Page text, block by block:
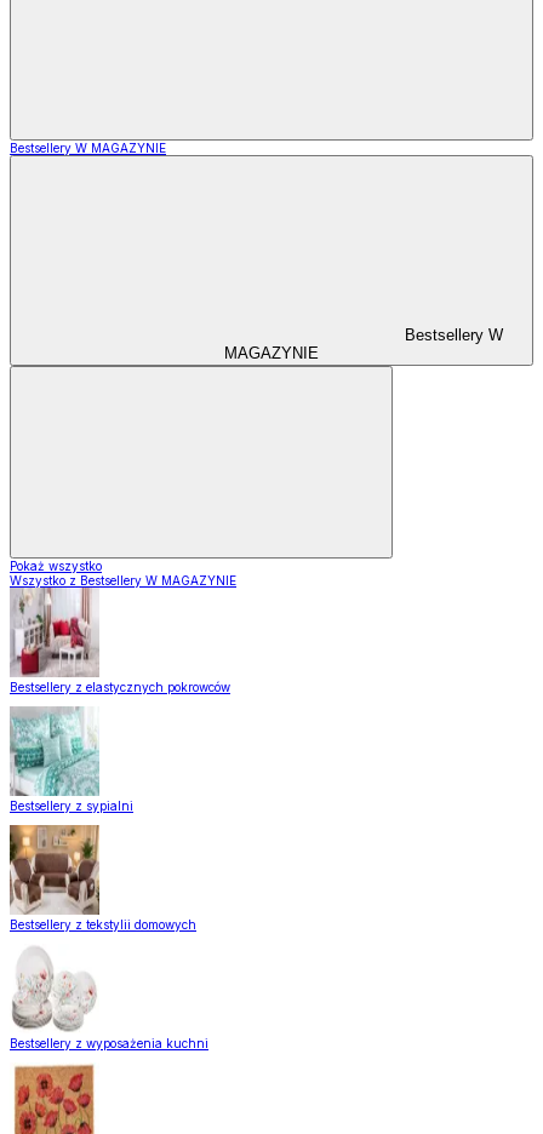
Bestsellery W MAGAZYNIE
Bestsellery W
MAGAZYNIE
Pokaż wszystko
Wszystko z Bestsellery W MAGAZYNIE
Bestsellery z elastycznych pokrowców
Bestsellery z sypialni
Bestsellery z tekstylii domowych
Bestsellery z wyposażenia kuchni